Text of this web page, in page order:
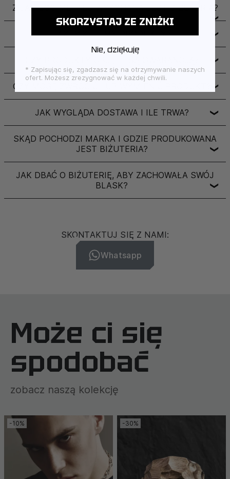
Z JAKIEGO METALU WYKONANA JEST BIŻUTERIA?
❯
JAK PAKUJEMY PRODUKTY? ❯
❯
CZY MOGĘ ZWRÓCIĆ LUB WYMIENIĆ PRODUKT? ❯
JAK WYGLĄDA DOSTAWA I ILE TRWA? ❯
SKĄD POCHODZI MARKA I GDZIE PRODUKOWANA
JEST BIŻUTERIA?
❯
JAK DBAĆ O BIŻUTERIĘ, ABY ZACHOWAŁA SWÓJ
BLASK?
❯
SKONTAKTUJ SIĘ Z NAMI:
Whatsapp
Może ci się
spodobać
zobacz naszą kolekcję
-10% -30%
SKORZYSTAJ ZE ZNIŻKI
Nie, dziękuję
* Zapisując się, zgadzasz się na otrzymywanie naszych
ofert. Możesz zrezygnować w każdej chwili.